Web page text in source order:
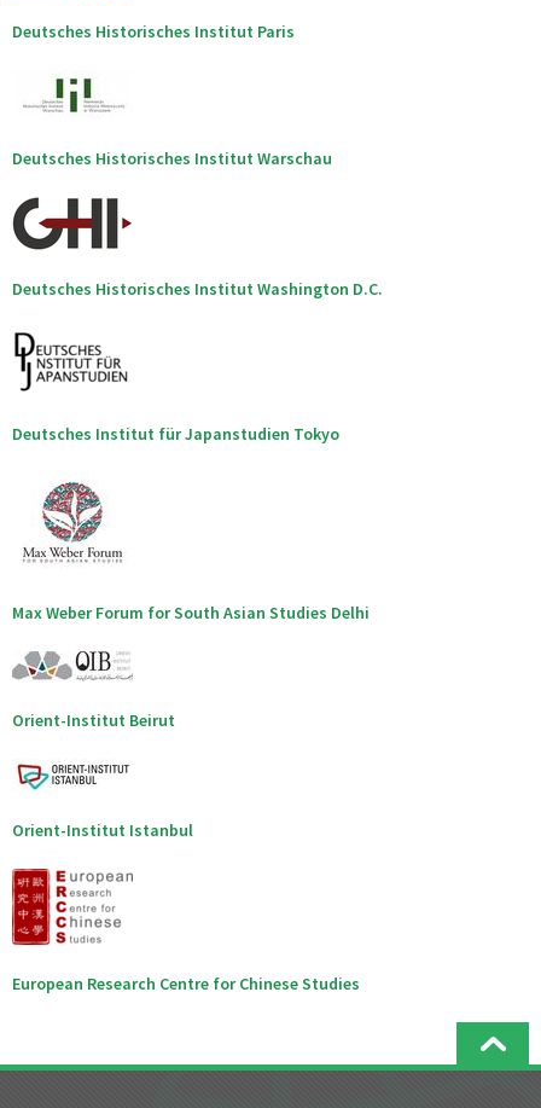
Deutsches Historisches Institut Paris
Deutsches Historisches Institut Warschau
Deutsches Historisches Institut Washington D.C.
Deutsches Institut für Japanstudien Tokyo
Max Weber Forum for South Asian Studies Delhi
Orient-Institut Beirut
Orient-Institut Istanbul
European Research Centre for Chinese Studies